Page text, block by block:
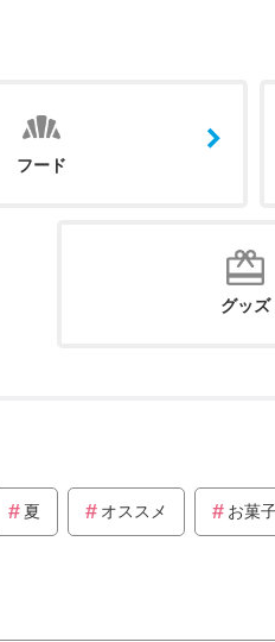
フード
グッズ
夏 オススメ お菓